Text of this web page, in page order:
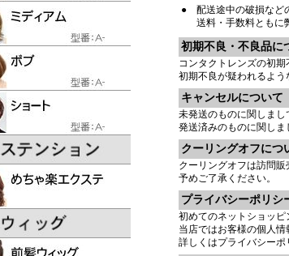
●
配送途中の破損など
送料・手数料ともに
初期不良・不良品に
コンタクトレンズの初
初期不良が疑われるよう
キャンセルについて
未発送のものに関しまし
発送済みのものに関しま
クーリングオフにつ
クーリングオフは訪問
予めご了承ください。
プライバシーポリシ
初めてのネットショッピ
当店ではお客様の個人情
詳しくはプライバシーポ